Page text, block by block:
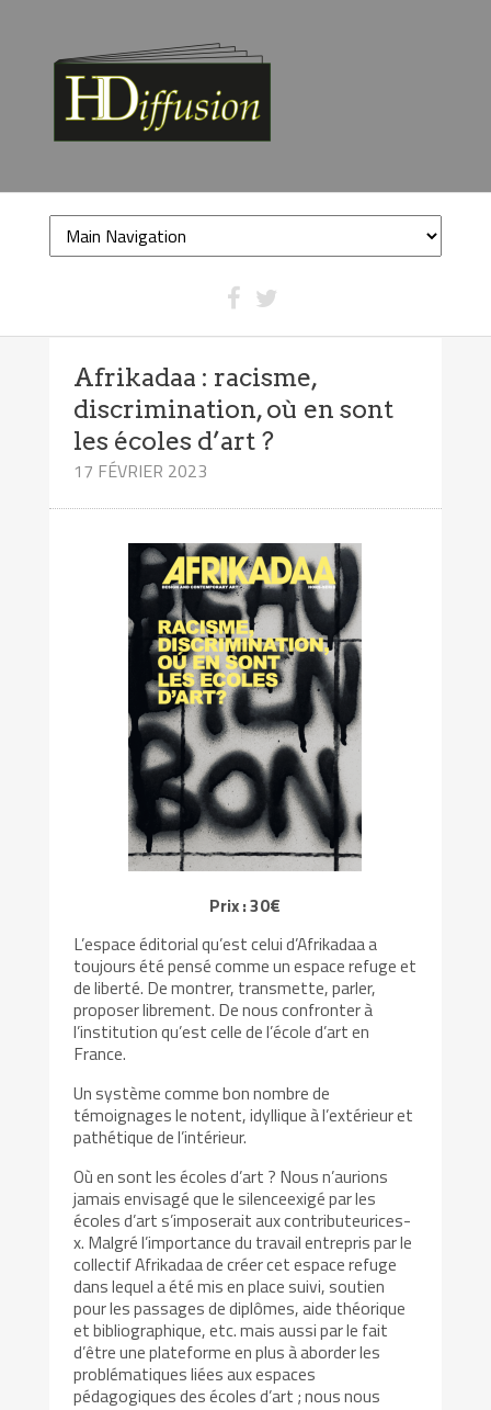
Afrikadaa : racisme,
discrimination, où en sont
les écoles d’art ?
17 FÉVRIER 2023
Prix : 30€
L’espace éditorial qu’est celui d’Afrikadaa a
toujours été pensé comme un espace refuge et
de liberté. De montrer, transmette, parler,
proposer librement. De nous confronter à
l’institution qu’est celle de l’école d’art en
France.
Un système comme bon nombre de
témoignages le notent, idyllique à l’extérieur et
pathétique de l’intérieur.
Où en sont les écoles d’art ? Nous n’aurions
jamais envisagé que le silenceexigé par les
écoles d’art s’imposerait aux contributeurices-
x. Malgré l’importance du travail entrepris par le
collectif Afrikadaa de créer cet espace refuge
dans lequel a été mis en place suivi, soutien
pour les passages de diplômes, aide théorique
et bibliographique, etc. mais aussi par le fait
d’être une plateforme en plus à aborder les
problématiques liées aux espaces
pédagogiques des écoles d’art ; nous nous